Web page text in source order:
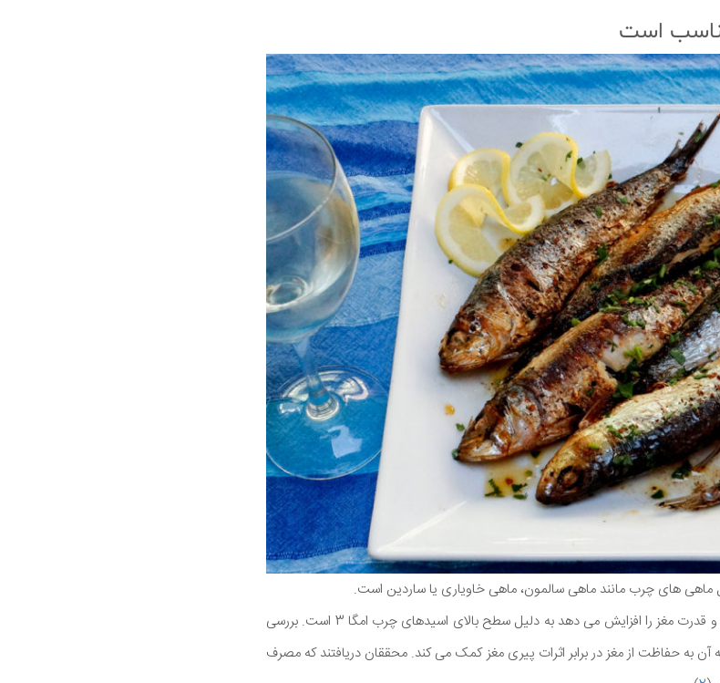
است
ماهی های چرب مانند ماهی سالمون، ماهی خاویاری یا ساردین است.
دلایل اینکه چرا ماهی های چرب خوراکی است و قدرت مغز را افزایش می دهد به دلیل سطح بالای اسیدهای چرب امگا 3 است. بررسی
3 در مغز متوجه شد که آن به حفاظت از مغز در برابر اثرات پیری مغز کمک می کند. محققان دریافتند که مصرف